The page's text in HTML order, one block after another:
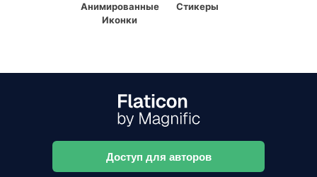
Анимированные
Иконки
Стикеры
Доступ для авторов